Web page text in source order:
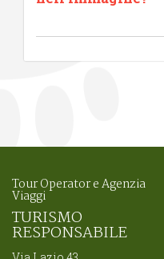
Tour Operator e Agenzia
Viaggi
TURISMO
RESPONSABILE